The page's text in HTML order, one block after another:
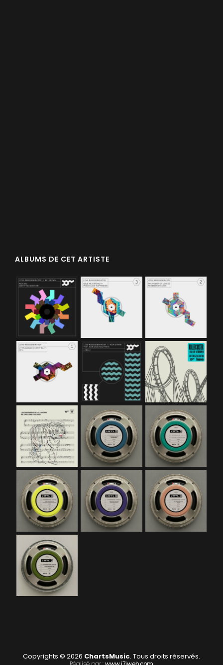
ALBUMS DE CET ARTISTE
Copyrights © 2026 ChartsMusic. Tous droits réservés.